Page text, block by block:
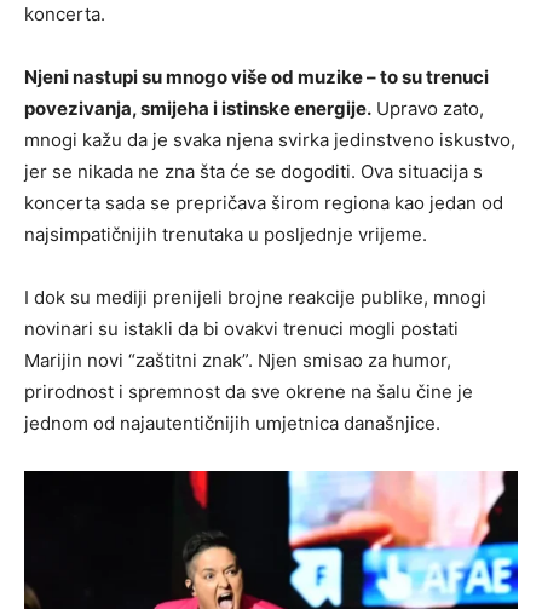
koncerta.
Njeni nastupi su mnogo više od muzike – to su trenuci
povezivanja, smijeha i istinske energije. Upravo zato,
mnogi kažu da je svaka njena svirka jedinstveno iskustvo,
jer se nikada ne zna šta će se dogoditi. Ova situacija s
koncerta sada se prepričava širom regiona kao jedan od
najsimpatičnijih trenutaka u posljednje vrijeme.
I dok su mediji prenijeli brojne reakcije publike, mnogi
novinari su istakli da bi ovakvi trenuci mogli postati
Marijin novi “zaštitni znak”. Njen smisao za humor,
prirodnost i spremnost da sve okrene na šalu čine je
jednom od najautentičnijih umjetnica današnjice.